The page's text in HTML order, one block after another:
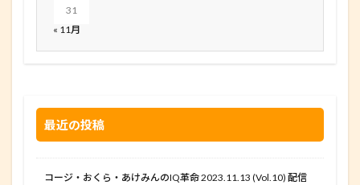
31
« 11月
最近の投稿
コージ・おくら・あけみんのIQ革命 2023.11.13 (Vol.10) 配信